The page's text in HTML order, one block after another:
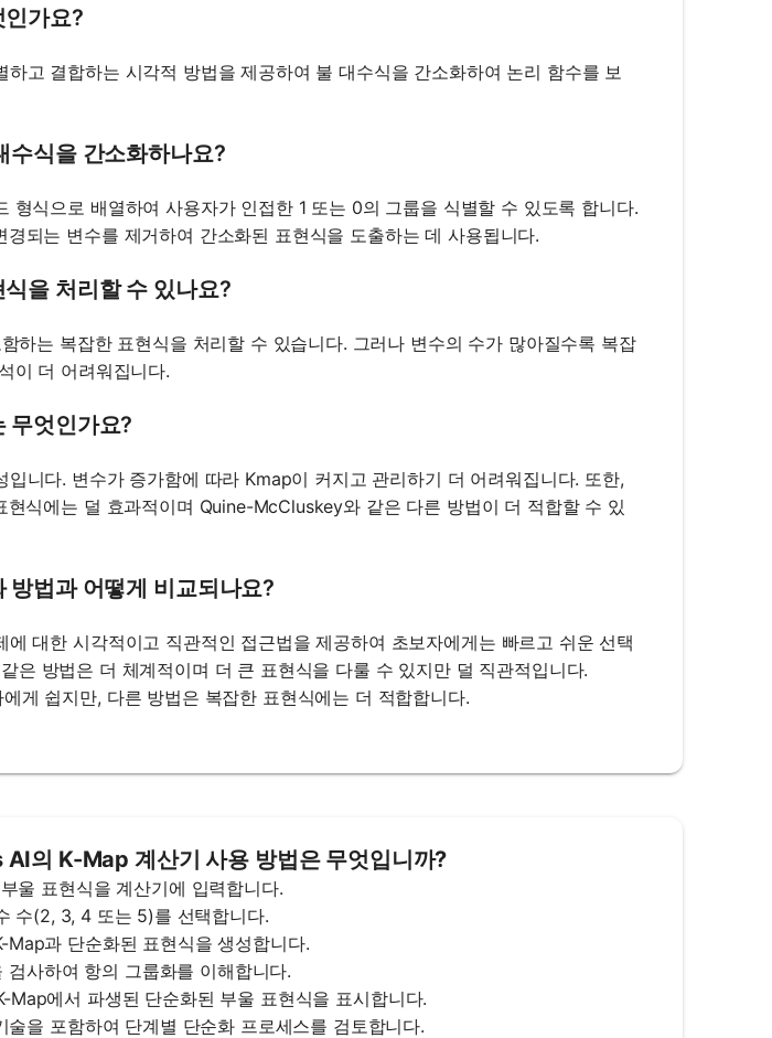
가요?
고 결합하는 시각적 방법을 제공하여 불 대수식을 간소화하여 논리 함수를 보
수식을 간소화하나요?
형식으로 배열하여 사용자가 인접한 1 또는 0의 그룹을 식별할 수 있도록 합니다.
되는 변수를 제거하여 간소화된 표현식을 도출하는 데 사용됩니다.
을 처리할 수 있나요?
하는 복잡한 표현식을 처리할 수 있습니다. 그러나 변수의 수가 많아질수록 복잡
이 더 어려워집니다.
무엇인가요?
니다. 변수가 증가함에 따라 Kmap이 커지고 관리하기 더 어려워집니다. 또한,
식에는 덜 효과적이며 Quine-McCluskey와 같은 다른 방법이 더 적합할 수 있
법과 어떻게 비교되나요?
대한 시각적이고 직관적인 접근법을 제공하여 초보자에게는 빠르고 쉬운 선택
은 방법은 더 체계적이며 더 큰 표현식을 다룰 수 있지만 덜 직관적입니다.
게 쉽지만, 다른 방법은 복잡한 표현식에는 더 적합합니다.
의 K-Map 계산기 사용 방법은 무엇입니까?
울 표현식을 계산기에 입력합니다.
수(2, 3, 4 또는 5)를 선택합니다.
과 단순화된 표현식을 생성합니다.
사하여 항의 그룹화를 이해합니다.
에서 파생된 단순화된 부울 표현식을 표시합니다.
을 포함하여 단계별 단순화 프로세스를 검토합니다.